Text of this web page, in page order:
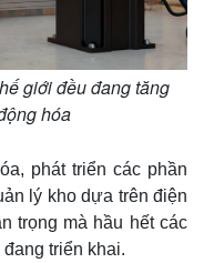
giới đều đang tăng
hóa
phát triển các phần
lý kho dựa trên điện
trọng mà hầu hết các
triển khai.